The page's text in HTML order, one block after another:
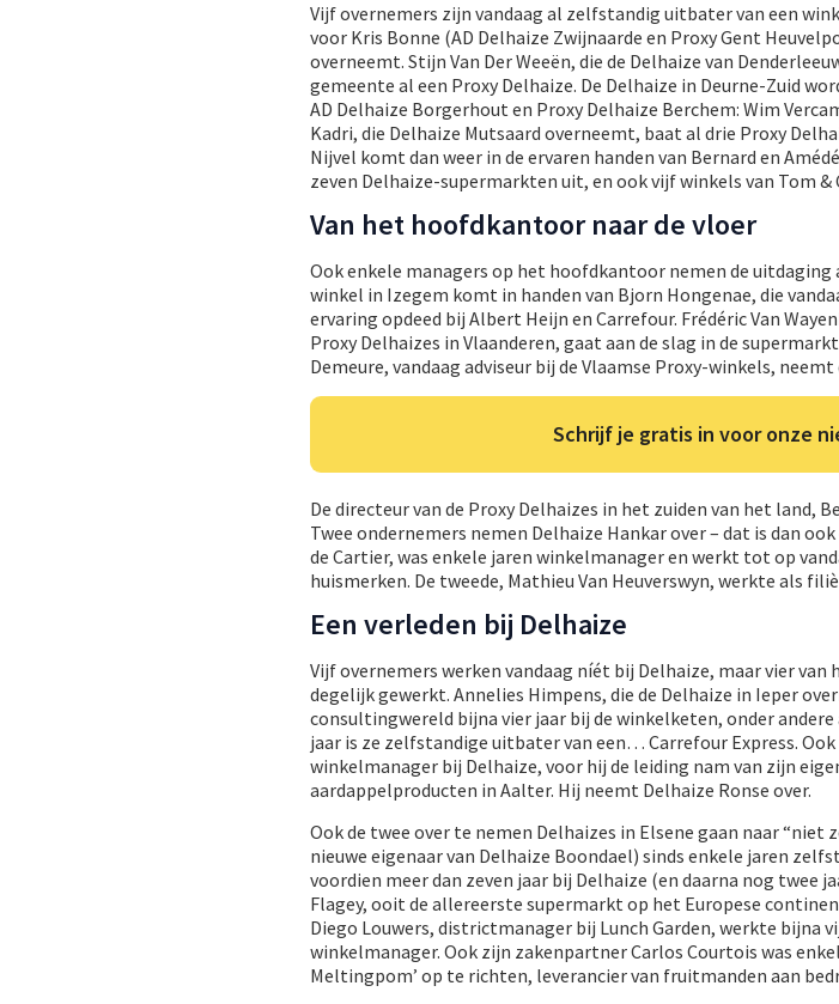
Vijf overnemers zijn vandaag al zelfstandig uitbater van een
voor Kris Bonne (AD Delhaize Zwijnaarde en Proxy Gent
overneemt. Stijn Van Der Weeën, die de Delhaize van
gemeente al een Proxy Delhaize. De Delhaize in Deurne-Zuid
AD Delhaize Borgerhout en Proxy Delhaize Berchem: Wim
Kadri, die Delhaize Mutsaard overneemt, baat al drie Proxy
Nijvel komt dan weer in de ervaren handen van Bernard en
zeven Delhaize-supermarkten uit, en ook vijf winkels van Tom &
Van het hoofdkantoor naar de vloer
Ook enkele managers op het hoofdkantoor nemen de uitdaging
winkel in Izegem komt in handen van Bjorn Hongenae, die
ervaring opdeed bij Albert Heijn en Carrefour. Frédéric Van
Proxy Delhaizes in Vlaanderen, gaat aan de slag in de
Demeure, vandaag adviseur bij de Vlaamse Proxy-winkels,
Schrijf je gratis in voor onze
De directeur van de Proxy Delhaizes in het zuiden van het land,
Twee ondernemers nemen Delhaize Hankar over – dat is dan
de Cartier, was enkele jaren winkelmanager en werkt tot op
huismerken. De tweede, Mathieu Van Heuverswyn, werkte als
Een verleden bij Delhaize
Vijf overnemers werken vandaag níét bij Delhaize, maar vier van
degelijk gewerkt. Annelies Himpens, die de Delhaize in Ieper
consultingwereld bijna vier jaar bij de winkelketen, onder
jaar is ze zelfstandige uitbater van een… Carrefour Express. Ook
winkelmanager bij Delhaize, voor hij de leiding nam van zijn
aardappelproducten in Aalter. Hij neemt Delhaize Ronse over.
Ook de twee over te nemen Delhaizes in Elsene gaan naar “niet
nieuwe eigenaar van Delhaize Boondael) sinds enkele jaren
voordien meer dan zeven jaar bij Delhaize (en daarna nog twee
Flagey, ooit de allereerste supermarkt op het Europese
Diego Louwers, districtmanager bij Lunch Garden, werkte bijna
winkelmanager. Ook zijn zakenpartner Carlos Courtois was
Meltingpom’ op te richten, leverancier van fruitmanden aan